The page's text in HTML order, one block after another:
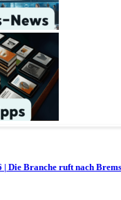
| Die Branche ruft nach